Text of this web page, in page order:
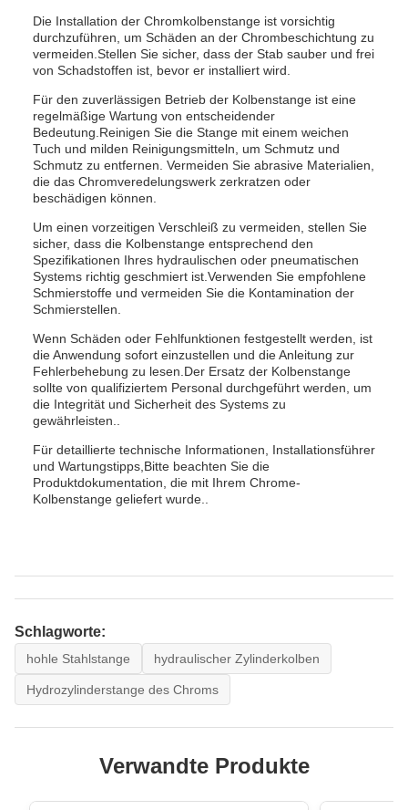
Die Installation der Chromkolbenstange ist vorsichtig
durchzuführen, um Schäden an der Chrombeschichtung zu
vermeiden.Stellen Sie sicher, dass der Stab sauber und frei
von Schadstoffen ist, bevor er installiert wird.
Für den zuverlässigen Betrieb der Kolbenstange ist eine
regelmäßige Wartung von entscheidender
Bedeutung.Reinigen Sie die Stange mit einem weichen
Tuch und milden Reinigungsmitteln, um Schmutz und
Schmutz zu entfernen. Vermeiden Sie abrasive Materialien,
die das Chromveredelungswerk zerkratzen oder
beschädigen können.
Um einen vorzeitigen Verschleiß zu vermeiden, stellen Sie
sicher, dass die Kolbenstange entsprechend den
Spezifikationen Ihres hydraulischen oder pneumatischen
Systems richtig geschmiert ist.Verwenden Sie empfohlene
Schmierstoffe und vermeiden Sie die Kontamination der
Schmierstellen.
Wenn Schäden oder Fehlfunktionen festgestellt werden, ist
die Anwendung sofort einzustellen und die Anleitung zur
Fehlerbehebung zu lesen.Der Ersatz der Kolbenstange
sollte von qualifiziertem Personal durchgeführt werden, um
die Integrität und Sicherheit des Systems zu
gewährleisten..
Für detaillierte technische Informationen, Installationsführer
und Wartungstipps,Bitte beachten Sie die
Produktdokumentation, die mit Ihrem Chrome-
Kolbenstange geliefert wurde..
Schlagworte:
hohle Stahlstange hydraulischer Zylinderkolben
Hydrozylinderstange des Chroms
Verwandte Produkte